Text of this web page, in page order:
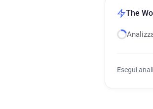
The
Esegui